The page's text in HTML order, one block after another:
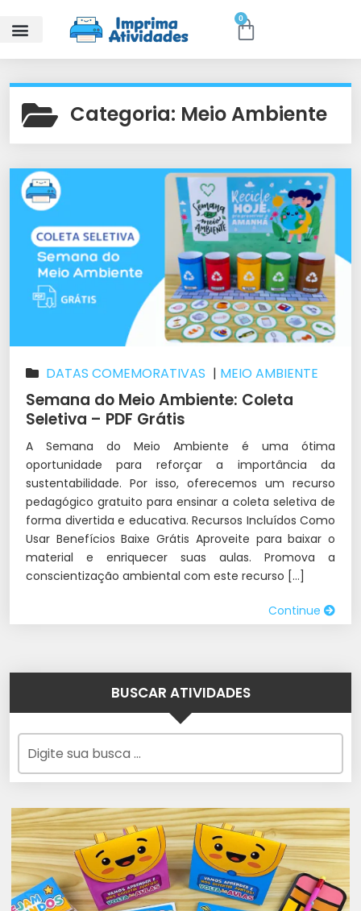
0
Categoria: Meio Ambiente
DATAS COMEMORATIVAS | MEIO AMBIENTE
Semana do Meio Ambiente: Coleta
Seletiva – PDF Grátis
A Semana do Meio Ambiente é uma ótima
oportunidade para reforçar a importância da
sustentabilidade. Por isso, oferecemos um recurso
pedagógico gratuito para ensinar a coleta seletiva de
forma divertida e educativa. Recursos Incluídos Como
Usar Benefícios Baixe Grátis Aproveite para baixar o
material e enriquecer suas aulas. Promova a
conscientização ambiental com este recurso […]
Continue
BUSCAR ATIVIDADES